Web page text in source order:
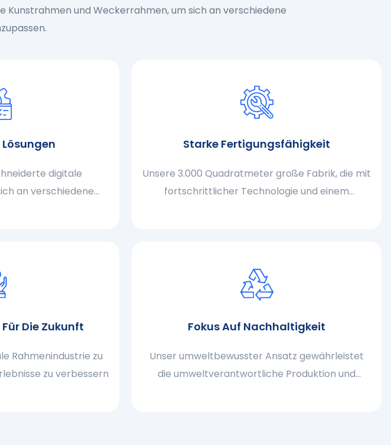
Kunstrahmen und Weckerrahmen, um sich an verschiedene
digitale
an verschiedene
Starke Fertigungsfähigkeit
Unsere 3.000 Quadratmeter große Fabrik, die mit
fortschrittlicher Technologie und einem
Die Zukunft
Rahmenindustrie zu
zu verbessern
Fokus Auf Nachhaltigkeit
Unser umweltbewusster Ansatz gewährleistet
die umweltverantwortliche Produktion und